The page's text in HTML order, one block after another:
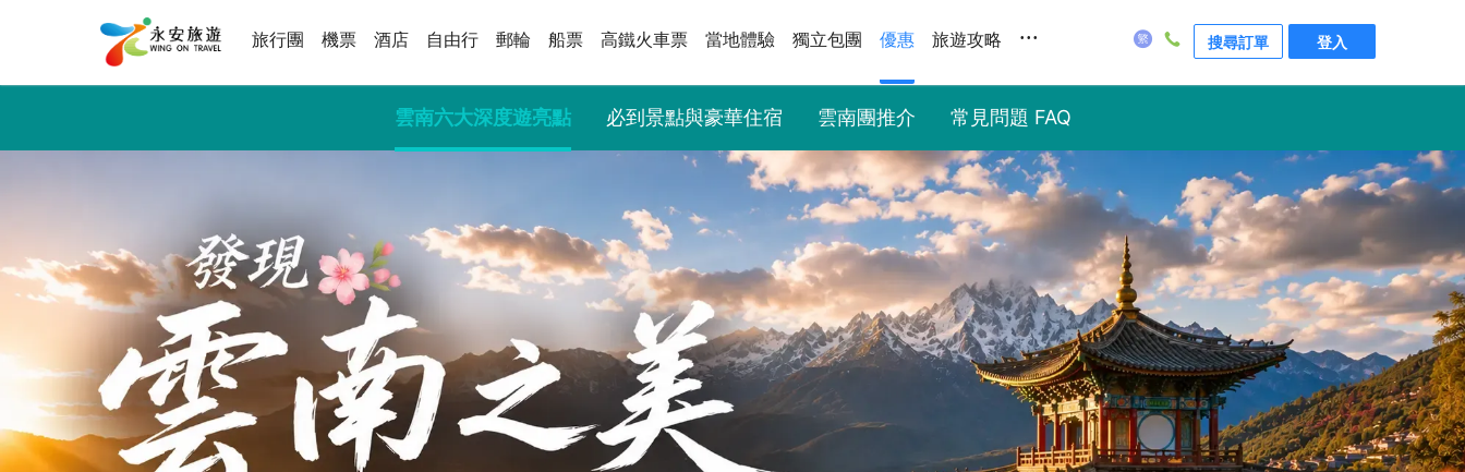
旅行團 機票 酒店 自由行 郵輪 船票 高鐵火車票 當地體驗 獨立包團 優惠 旅遊攻略 ... 搜尋訂單 登入
雲南六大深度遊亮點 必到景點與豪華住宿 雲南團推介 常見問題 FAQ